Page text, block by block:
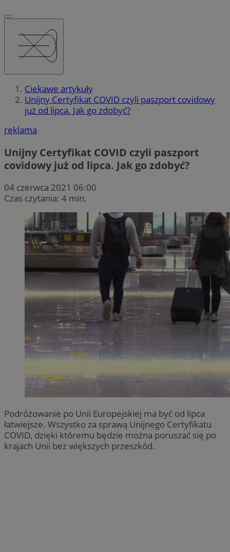
Ciekawe artykuły
Unijny Certyfikat COVID czyli paszport covidowy
już od lipca. Jak go zdobyć?
reklama
Unijny Certyfikat COVID czyli paszport
covidowy już od lipca. Jak go zdobyć?
04 czerwca 2021 06:00
Czas czytania: 4 min.
Podróżowanie po Unii Europejskiej ma być od lipca
łatwiejsze. Wszystko za sprawą Unijnego Certyfikatu
COVID, dzięki któremu będzie można poruszać się po
krajach Unii bez większych przeszkód.